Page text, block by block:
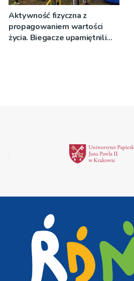
Aktywność fizyczna z
propagowaniem wartości
życia. Biegacze upamiętnili